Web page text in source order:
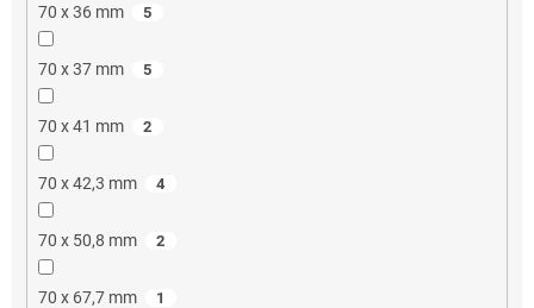
70 x 36 mm 5
70 x 37 mm 5
70 x 41 mm 2
70 x 42,3 mm 4
70 x 50,8 mm 2
70 x 67,7 mm 1